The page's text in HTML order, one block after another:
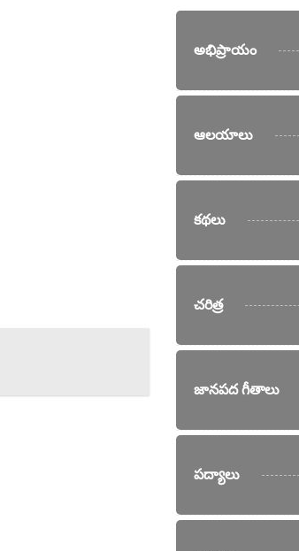
అభిప్రాయం
ఆలయాలు
కథలు
చరిత్ర
జానపద గీతాలు
పద్యాలు